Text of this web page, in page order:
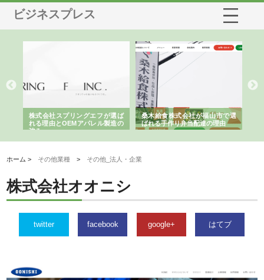
ビジネスプレス
株式会社スプリングエフが選ば
れる理由とOEMアパレル製造の
強み
桑木給食株式会社が福山市で選
ばれる手作り弁当配達の理由
ホーム > その他業種 > その他_法人・企業
株式会社オオニシ
twitter facebook google+ はてブ